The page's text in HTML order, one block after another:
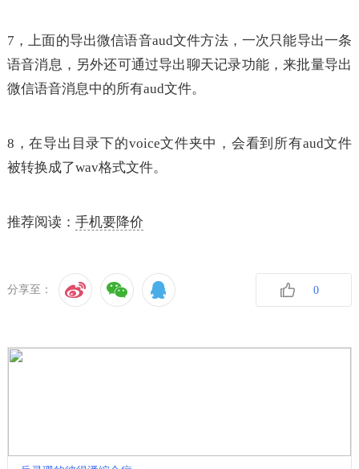
7，上面的导出微信语音aud文件方法，一次只能导出一条
语音消息，另外还可通过导出聊天记录功能，来批量导出
微信语音消息中的所有aud文件。
8，在导出目录下的voice文件夹中，会看到所有aud文件
被转换成了wav格式文件。
推荐阅读： 手机要降价
分享至： 0